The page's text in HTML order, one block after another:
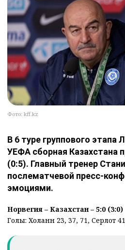
Фото: kff.kz
В 6 туре группового этапа
УЕФА сборная Казахстана
(0:5). Главный тренер
послематчевой пресс-
эмоциями.
Норвегия – Казахстан – 5:0 (3:0)
Голы: Холанн 23, 37, 71, Серлот